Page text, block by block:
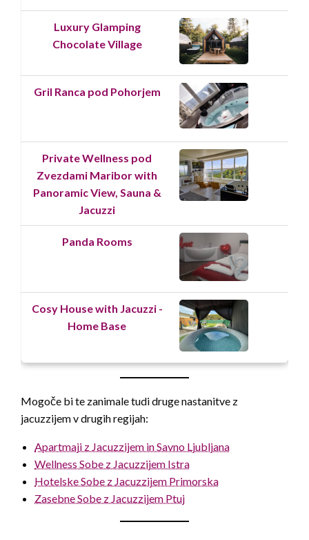
Luxury Glamping
Chocolate Village
Gril Ranca pod Pohorjem
Private Wellness pod
Zvezdami Maribor with
Panoramic View, Sauna &
Jacuzzi
Panda Rooms
Cosy House with Jacuzzi -
Home Base
Mogoče bi te zanimale tudi druge nastanitve z
jacuzzijem v drugih regijah:
Apartmaji z Jacuzzijem in Savno Ljubljana
Wellness Sobe z Jacuzzijem Istra
Hotelske Sobe z Jacuzzijem Primorska
Zasebne Sobe z Jacuzzijem Ptuj